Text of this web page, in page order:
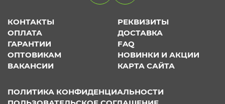
КОНТАКТЫ
РЕКВИЗИТЫ
ОПЛАТА
ДОСТАВКА
ГАРАНТИИ
FAQ
ОПТОВИКАМ
НОВИНКИ И АКЦИИ
ВАКАНСИИ
КАРТА САЙТА
ПОЛИТИКА КОНФИДЕНЦИАЛЬНОСТИ